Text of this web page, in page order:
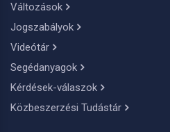
Változások
Jogszabályok
Videótár
Segédanyagok
Kérdések-válaszok
Közbeszerzési Tudástár